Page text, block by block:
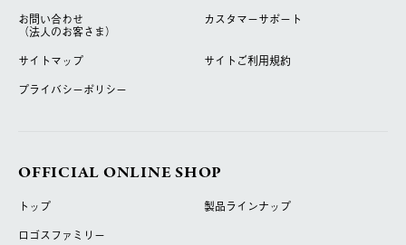
お問い合わせ
（法人のお客さま）
カスタマーサポート
サイトマップ
サイトご利用規約
プライバシーポリシー
OFFICIAL ONLINE SHOP
トップ
製品ラインナップ
ロゴスファミリー